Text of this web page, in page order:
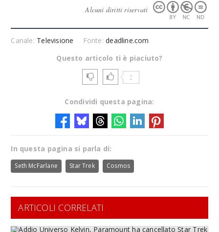
Alcuni diritti riservati
Canale: Televisione Fonte:deadline.com
Questo articolo ti è piaciuto?
2
Condividi questa pagina:
In questa pagina si parla di:
Seth McFarlane Star Trek Cosmos
ARTICOLI CORRELATI